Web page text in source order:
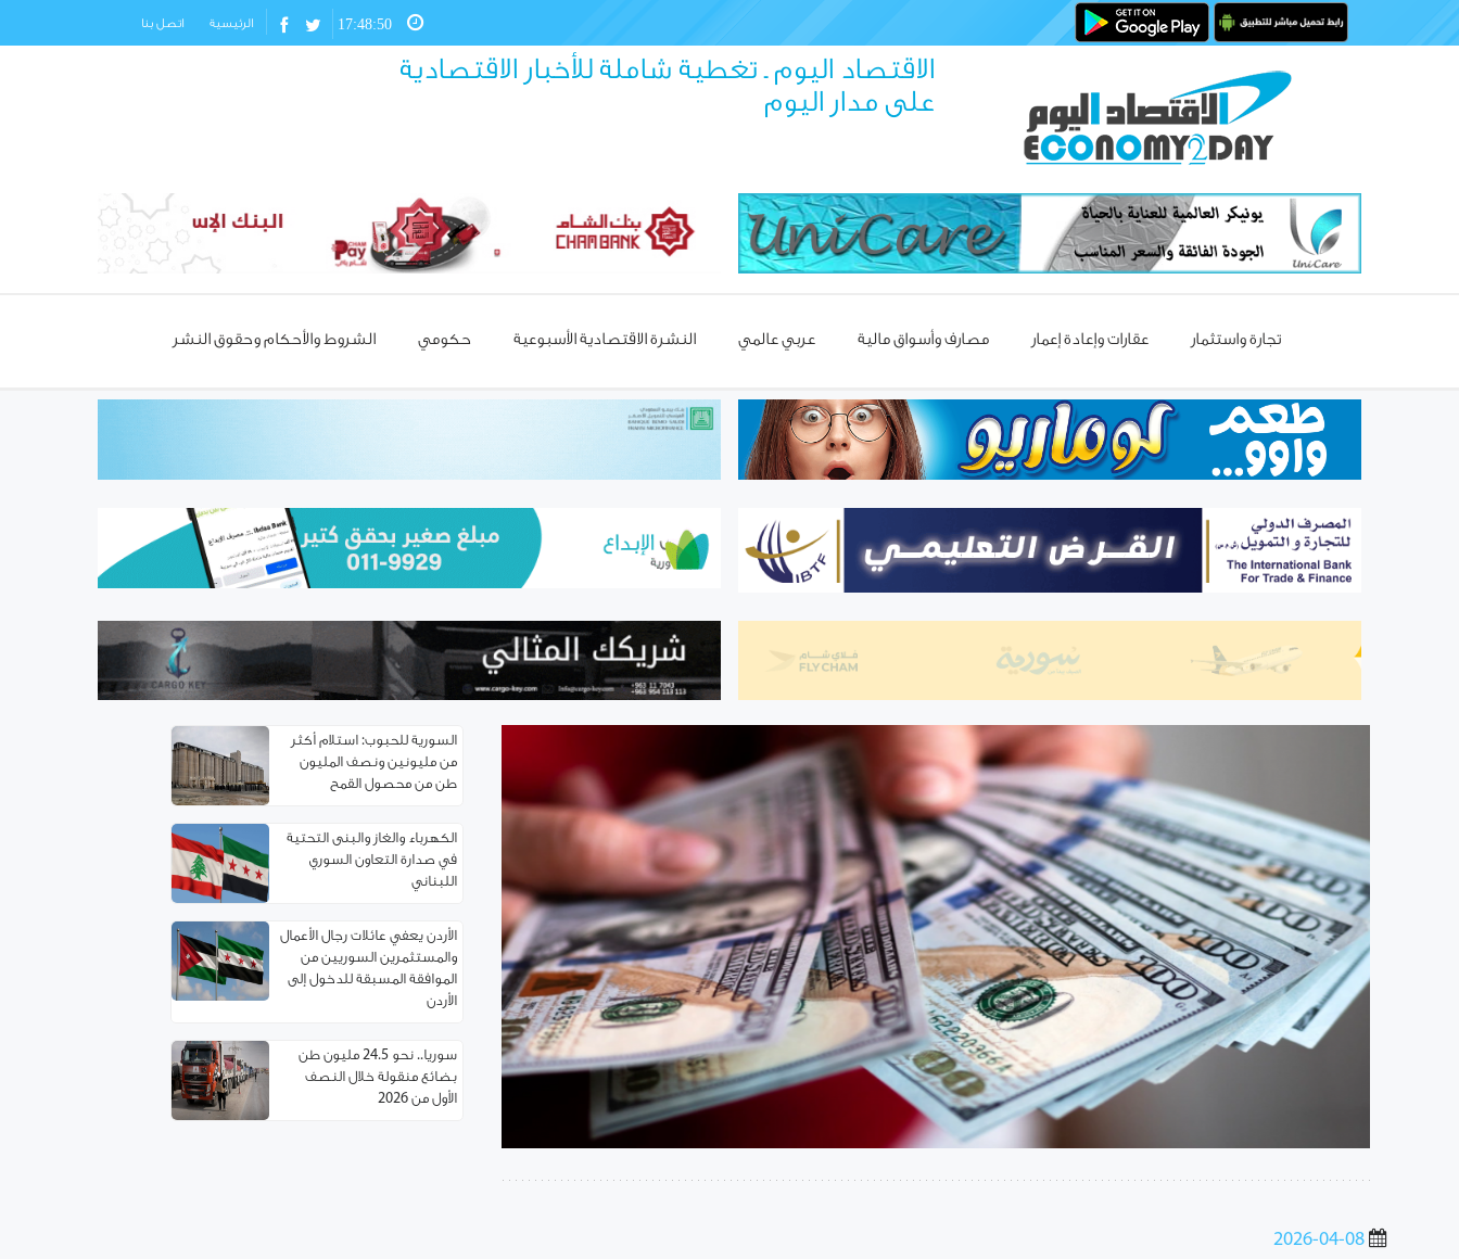
17:48:51 الرئيسية اتصل بنا
الاقتصاد اليوم ـ تغطية شاملة للأخبار الاقتصادية
على مدار اليوم
تجارة واستثمار عقارات وإعادة إعمار مصارف وأسواق مالية عربي عالمي النشرة الاقتصادية الأسبوعية حكومي الشروط والأحكام وحقوق النشر
2026-04-08
مسؤول تركي: غياب العمالة
الأحذية!
اتفاقية توءمة بين غرفتي تجارة
ريف دمشق وإربد لتعزيز
التعاون الاقتصادي
سوريا.. خدمة تأسيس
الشركات إلكترونياً
السورية للحبوب: استلام أكثر
من مليونين ونصف المليون
طن من ‌‏محصول القمح ‏
الكهرباء والغاز والبنى التحتية
في صدارة التعاون السوري
اللبناني
الأردن يعفي عائلات رجال الأعمال
والمستثمرين السوريين من
الموافقة المسبقة للدخول إلى
الأردن
سوريا.. نحو 24.5 مليون طن
بضائع منقولة خلال النصف
الأول من 2026